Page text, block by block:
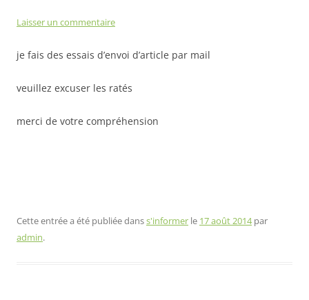
Laisser un commentaire
je fais des essais d’envoi d’article par mail
veuillez excuser les ratés
merci de votre compréhension
Cette entrée a été publiée danss'informer le 17 août 2014 par
admin.